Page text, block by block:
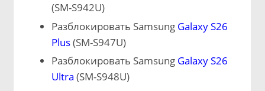
(SM-S942U)
Разблокировать Samsung Galaxy S26
Plus(SM-S947U)
Разблокировать Samsung Galaxy S26
Ultra (SM-S948U)